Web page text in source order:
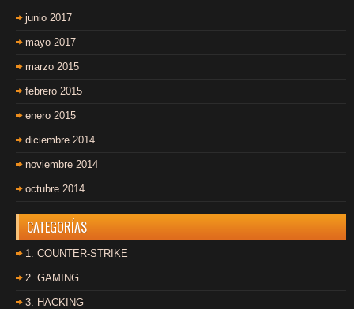
junio 2017
mayo 2017
marzo 2015
febrero 2015
enero 2015
diciembre 2014
noviembre 2014
octubre 2014
CATEGORÍAS
1. COUNTER-STRIKE
2. GAMING
3. HACKING